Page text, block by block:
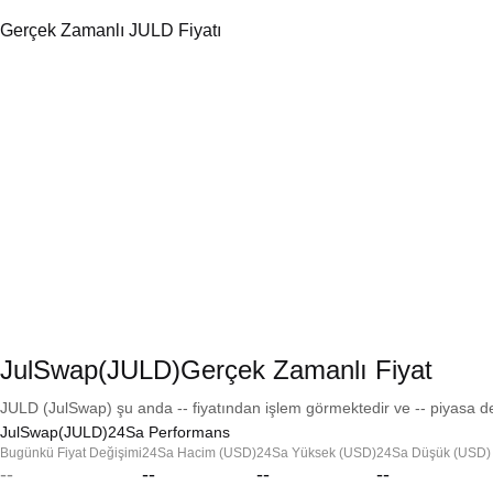
Gerçek Zamanlı JULD Fiyatı
JulSwap(JULD)Gerçek Zamanlı Fiyat
JULD (JulSwap) şu anda -- fiyatından işlem görmektedir ve -- piyasa
JulSwap(JULD)24Sa Performans
Bugünkü Fiyat Değişimi
--
24Sa Hacim (USD)
--
24Sa Yüksek (USD)
--
24Sa Düşük (USD)
--